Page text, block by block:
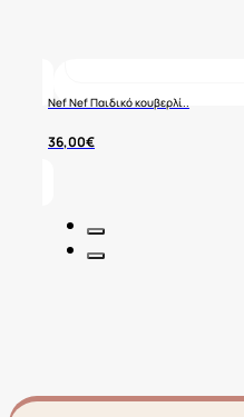
Nef Nef Παιδικό κουβερλί..
36,00€